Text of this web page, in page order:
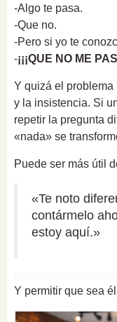
-Algo te pasa.
-Que no.
-Pero si yo te
-¡¡¡QUE NO ME
Y quizá el problema
y la insistencia. Si
repetir la pregunta
«nada» se
Puede ser más útil
«Te noto
contármelo
estoy aquí.»
Y permitir que sea